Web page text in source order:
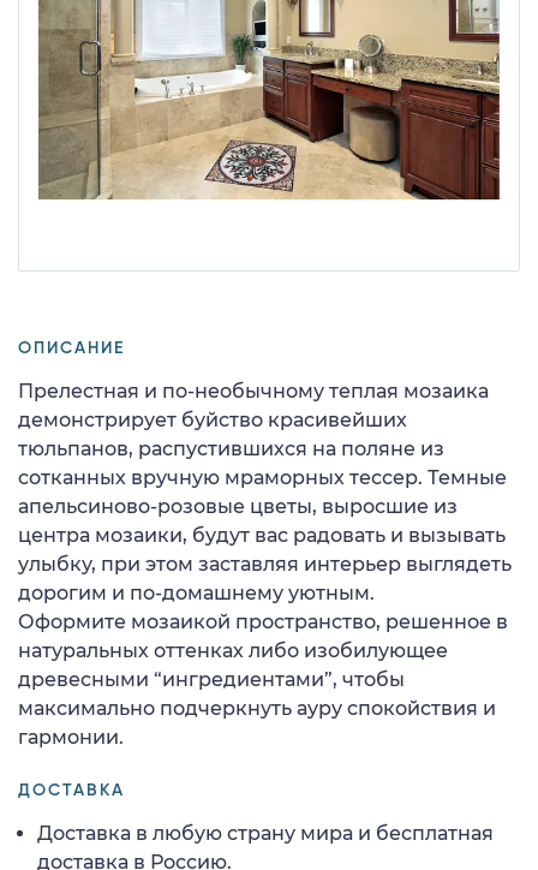
ОПИСАНИЕ
Прелестная и по-необычному теплая мозаика
демонстрирует буйство красивейших
тюльпанов, распустившихся на поляне из
сотканных вручную мраморных тессер. Темные
апельсиновo-розовые цветы, выросшие из
центра мозаики, будут вас радовать и вызывать
улыбку, при этом заставляя интерьер выглядеть
дорогим и по-домашнему уютным.
Оформите мозаикой пространство, решенное в
натуральных оттенках либо изобилующее
древесными “ингредиентами”, чтобы
максимально подчеркнуть ауру спокойствия и
гармонии.
ДОСТАВКА
Доставка в любую страну мира и бесплатная
доставка в Россию.